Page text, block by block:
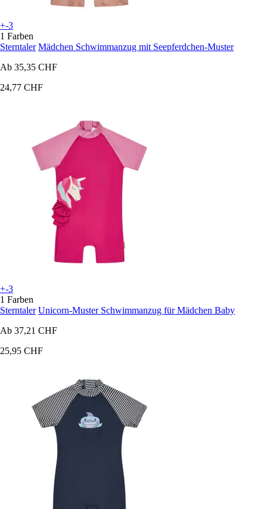
+-3
1 Farben
Sterntaler Mädchen Schwimmanzug mit Seepferdchen-Muster
Ab 35,35 CHF
24,77 CHF
+-3
1 Farben
Sterntaler Unicorn-Muster Schwimmanzug für Mädchen Baby
Ab 37,21 CHF
25,95 CHF